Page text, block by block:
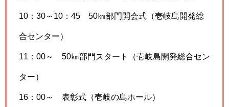
10：30～10：45 50㎞部門開会式（壱岐島開発総
合センター）
11：00～ 50㎞部門スタート（壱岐島開発総合セン
ター）
16：00～ 表彰式（壱岐の島ホール）